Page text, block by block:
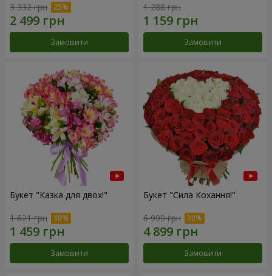
3 332 грн
Замовити
1 288 грн
Замовити
Букет "Казка для двох!"
1 621 грн
Замовити
Букет "Сила Кохання!"
6 999 грн
Замовити